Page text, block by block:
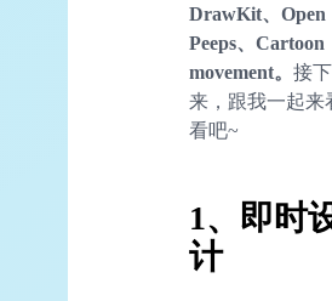
DrawKit、Open
Peeps、Cartoon
movement。 接下
来，跟我一起来
看吧~
1、即时
计